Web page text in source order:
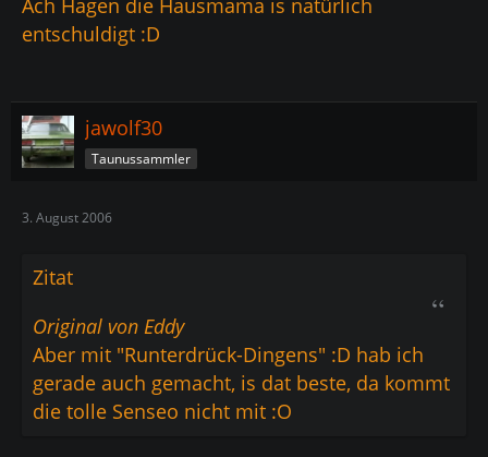
Ach Hagen die Hausmama is natürlich
entschuldigt :D
jawolf30
Taunussammler
3. August 2006
Zitat
Original von Eddy
Aber mit "Runterdrück-Dingens" :D hab ich
gerade auch gemacht, is dat beste, da kommt
die tolle Senseo nicht mit :O